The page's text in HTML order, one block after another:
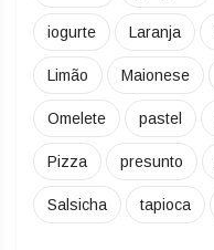
iogurte Laranja
Limão Maionese
Omelete pastel
Pizza presunto
Salsicha tapioca